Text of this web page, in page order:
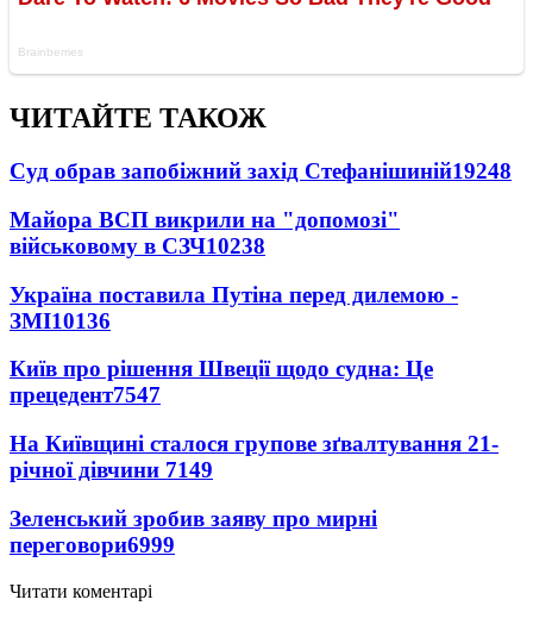
ЧИТАЙТЕ ТАКОЖ
Суд обрав запобіжний захід Стефанішиній19248
Майора ВСП викрили на "допомозі"
військовому в СЗЧ10238
Україна поставила Путіна перед дилемою -
ЗМІ10136
Київ про рішення Швеції щодо судна: Це
прецедент7547
На Київщині сталося групове зґвалтування 21-
річної дівчини 7149
Зеленський зробив заяву про мирні
переговори6999
Читати коментарі